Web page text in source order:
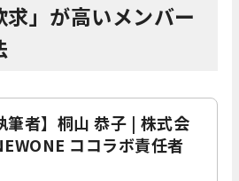
求」が高いメンバー
筆者】桐山 恭子 | 株式会
ココラボ責任者